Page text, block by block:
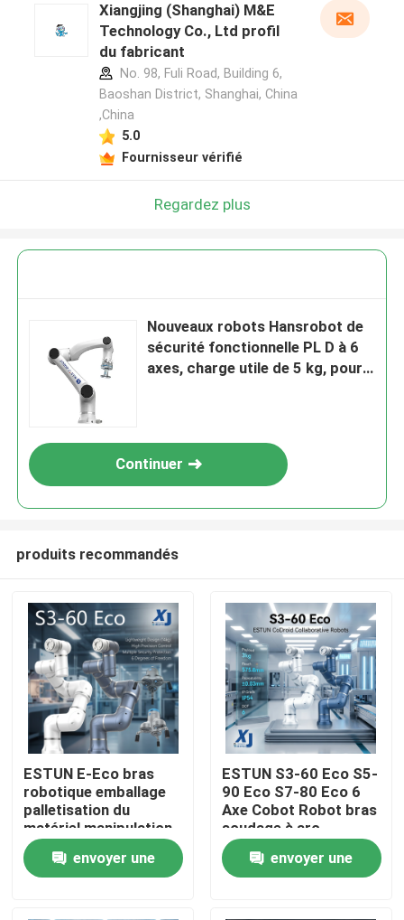
À la maison
Produits
Vidéos
Xiangjing (Shanghai) M&E
Technology Co., Ltd profil
du fabricant
No. 98, Fuli Road, Building 6,
Baoshan District, Shanghai, China
,China
5.0
Fournisseur vérifié
Regardez plus
Nouveaux robots Hansrobot de
sécurité fonctionnelle PL D à 6
axes, charge utile de 5 kg, pour
Continuer
produits recommandés
ESTUN E-Eco bras
robotique emballage
palletisation du
matériel manipulation
robot collaboratif
avec OnRobot Grriper
envoyer une
ESTUN S3-60 Eco S5-
90 Eco S7-80 Eco 6
Axe Cobot Robot bras
soudage à arc
collaboratif robot
CNGBS positionneur
de soudage
envoyer une